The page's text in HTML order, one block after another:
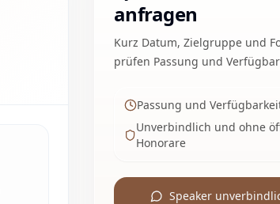
anfragen
Kurz Datum, Zielgruppe und
prüfen Passung und
Passung und
Unverbindlich und ohne
Honorare
Speaker